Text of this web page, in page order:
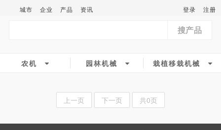
城市 企业 产品 资讯 登录 注册
搜产品
农机 园林机械 栽植移栽机械
上一页 下一页 共0页